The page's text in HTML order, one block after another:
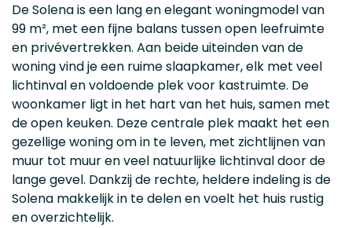
De Solena is een lang en elegant woningmodel van
99 m², met een fijne balans tussen open leefruimte
en privévertrekken. Aan beide uiteinden van de
woning vind je een ruime slaapkamer, elk met veel
lichtinval en voldoende plek voor kastruimte. De
woonkamer ligt in het hart van het huis, samen met
de open keuken. Deze centrale plek maakt het een
gezellige woning om in te leven, met zichtlijnen van
muur tot muur en veel natuurlijke lichtinval door de
lange gevel. Dankzij de rechte, heldere indeling is de
Solena makkelijk in te delen en voelt het huis rustig
en overzichtelijk.